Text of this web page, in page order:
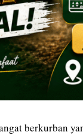
berkurban